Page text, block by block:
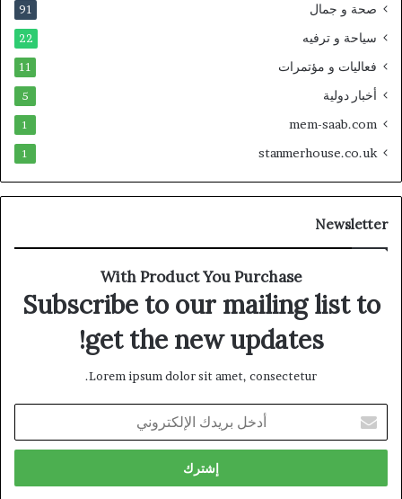
صحة و جمال 91
سياحة و ترفيه 22
فعاليات و مؤتمرات 11
أخبار دولية 5
mem-saab.com
1
stanmerhouse.co.uk
1
Newsletter
With Product You Purchase
Subscribe to our mailing list to
get the new updates!
Lorem ipsum dolor sit amet, consectetur.
بريدك
الإلكتروني